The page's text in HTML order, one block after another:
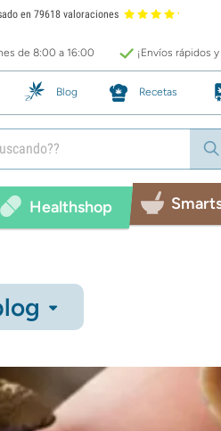
en 79618 valoraciones
de 8:00 a 16:00 ¡Envíos rápidos
Blog Recetas
Healthshop